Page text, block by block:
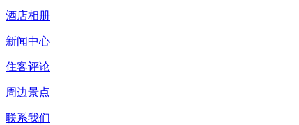
酒店相册
新闻中心
住客评论
周边景点
联系我们